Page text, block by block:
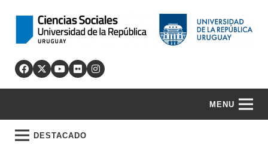
MENU
DESTACADO